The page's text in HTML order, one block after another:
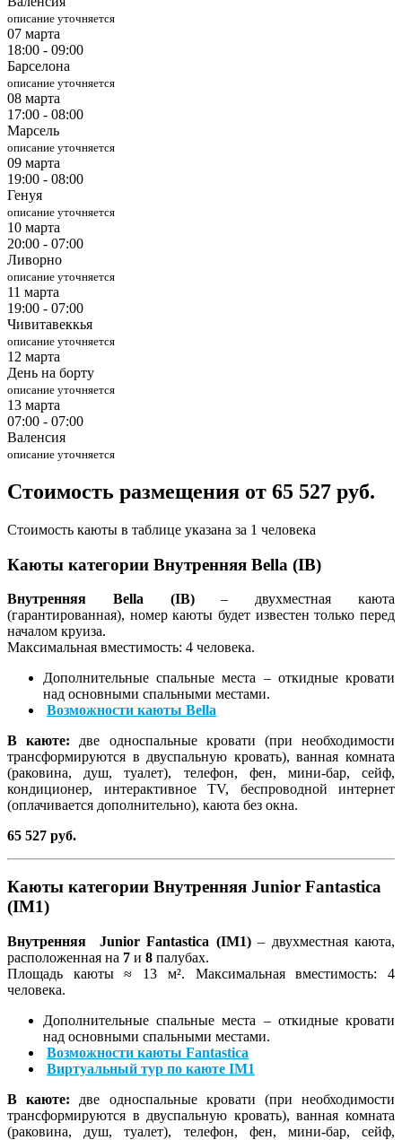
описание уточняется
07 марта
18:00 - 09:00
Барселона
описание уточняется
08 марта
17:00 - 08:00
Марсель
описание уточняется
09 марта
19:00 - 08:00
Генуя
описание уточняется
10 марта
20:00 - 07:00
Ливорно
описание уточняется
11 марта
19:00 - 07:00
Чивитавеккья
описание уточняется
12 марта
День на борту
описание уточняется
13 марта
07:00 - 07:00
Валенсия
описание уточняется
Стоимость размещения от 65 527 руб.
Стоимость каюты в таблице указана за 1 человека
Каюты категории Внутренняя Bella (IB)
Внутренняя Bella (IB)– двухместная каюта
(гарантированная), номер каюты будет известен только перед
началом круиза.
Максимальная вместимость: 4 человека.
Дополнительные спальные места – откидные кровати
над основными спальными местами.
Возможности каюты Bella
В каюте: две односпальные кровати (при необходимости
трансформируются в двуспальную кровать), ванная комната
(раковина, душ, туалет), телефон, фен, мини-бар, сейф,
кондиционер, интерактивное TV, беспроводной интернет
(оплачивается дополнительно), каюта без окна.
65 527 руб.
Каюты категории Внутренняя Junior Fantastica
(IM1)
Внутренняя Junior Fantastica (IM1)– двухместная каюта,
расположенная на 7 и 8 палубах.
Площадь каюты ≈ 13 м². Максимальная вместимость: 4
человека.
Дополнительные спальные места – откидные кровати
над основными спальными местами.
Возможности каюты Fantastica
Виртуальный тур по каюте IM1
В каюте: две односпальные кровати (при необходимости
трансформируются в двуспальную кровать), ванная комната
(раковина, душ, туалет), телефон, фен, мини-бар, сейф,